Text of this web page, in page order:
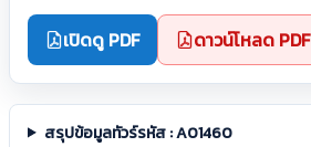
เปิดดู PDF ดาวน์โหลด PDF
สรุปข้อมูลทัวร์รหัส : A01460